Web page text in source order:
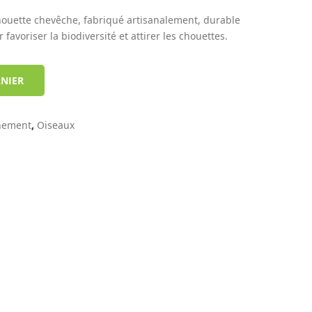
chevêche, fabriqué artisanalement, durable
favoriser la biodiversité et attirer les chouettes.
, Oiseaux